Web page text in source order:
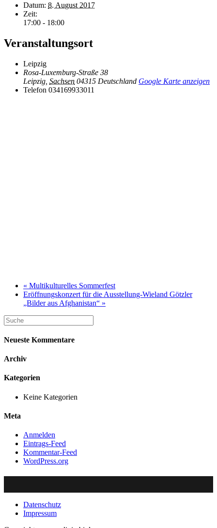
Datum: 8. August 2017
Zeit:
17:00 - 18:00
Veranstaltungsort
Leipzig
Rosa-Luxemburg-Straße 38
Leipzig Sachsen 04315 Deutschland Google Karte anzeigen
Telefon 034169933011
« Multikulturelles Sommerfest
Eröffnungskonzert für die Ausstellung-Wieland Götzler
„Bilder aus Afghanistan“ »
Neueste Kommentare
Archiv
Kategorien
Keine Kategorien
Meta
Anmelden
Eintrags-Feed
Kommentar-Feed
WordPress.org
Datenschutz
Impressum